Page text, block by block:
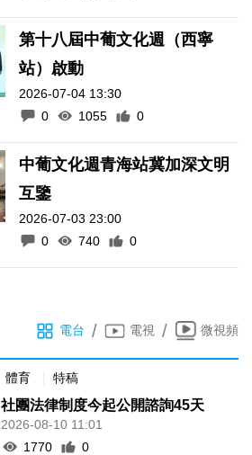
第十八屆中葡文化週（西寧
站）啟動
2026-07-04 13:30
0
1055 0
中葡文化週青海站冀加深文明
互鑒
2026-07-03 23:00
0
740 0
電台 / 電視 / 微視頻
體育 特稿
社團法律制度今起公開諮詢45天
2026-08-10 11:01
1770
0